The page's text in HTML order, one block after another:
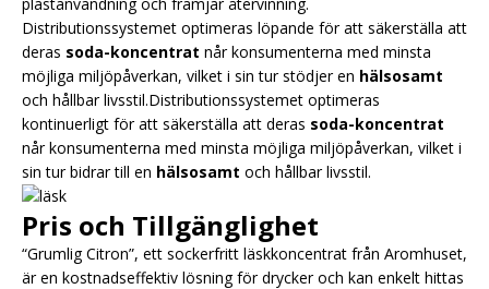
Distributionssystemet optimeras löpande för att säkerställa att
deras soda-koncentrat når konsumenterna med minsta
möjliga miljöpåverkan, vilket i sin tur stödjer en hälsosamt
och hållbar livsstil.Distributionssystemet optimeras
kontinuerligt för att säkerställa att deras soda-koncentrat
når konsumenterna med minsta möjliga miljöpåverkan, vilket i
sin tur bidrar till en hälsosamt och hållbar livsstil.
Pris och Tillgänglighet
“Grumlig Citron”, ett sockerfritt läskkoncentrat från Aromhuset,
är en kostnadseffektiv lösning för drycker och kan enkelt hittas